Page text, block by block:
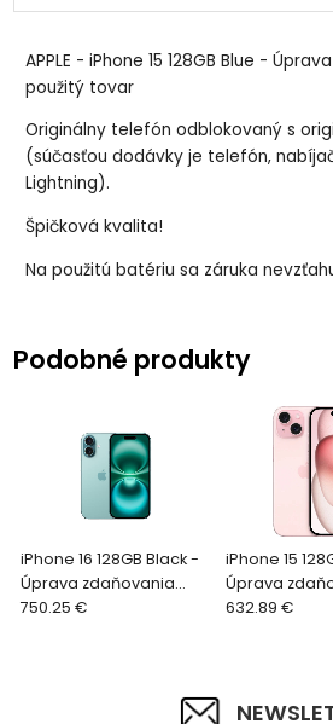
APPLE - iPhone 15 128GB Blue -
použitý tovar
Originálny telefón odblokovaný s
(súčasťou dodávky je telefón,
Lightning).
Špičková kvalita!
Na použitú batériu sa záruka
Podobné produkty
iPhone 16 128GB Black -
Úprava zdaňovania
prirážky - použitý tovar.
750.25 €
iPhone 15
Úprava
prirážky –
632.89 €